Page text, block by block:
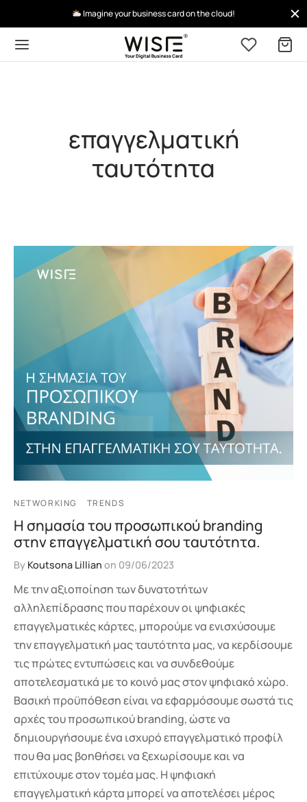
Imagine your business card on the cloud!
επαγγελματική
ταυτότητα
NETWORKING TRENDS
Η σημασία του προσωπικού branding
στην επαγγελματική σου ταυτότητα.
By Koutsona Lillian on 09/06/2023
Με την αξιοποίηση των δυνατοτήτων
αλληλεπίδρασης που παρέχουν οι ψηφιακές
επαγγελματικές κάρτες, μπορούμε να ενισχύσουμε
την επαγγελματική μας ταυτότητα μας, να κερδίσουμε
τις πρώτες εντυπώσεις και να συνδεθούμε
αποτελεσματικά με το κοινό μας στον ψηφιακό χώρο.
Βασική προϋπόθεση είναι να εφαρμόσουμε σωστά τις
αρχές του προσωπικού branding, ώστε να
δημιουργήσουμε ένα ισχυρό επαγγελματικό προφίλ
που θα μας βοηθήσει να ξεχωρίσουμε και να
επιτύχουμε στον τομέα μας. Η ψηφιακή
επαγγελματική κάρτα μπορεί να αποτελέσει μέρος